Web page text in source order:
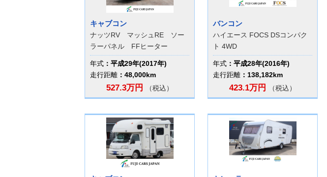
キャブコン
ナッツRV マッシュRE ソー
ラーパネル FFヒーター
年式 ：平成29年(2017年)
走行距離 ：48,000km
527.3万円 （税込）
バンコン
ハイエース FOCS DSコンパク
ト 4WD
年式 ：平成28年(2016年)
走行距離 ：138,182km
423.1万円 （税込）